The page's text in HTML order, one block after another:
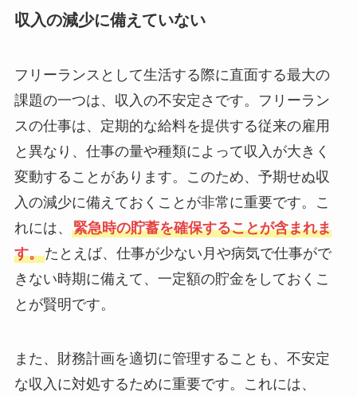
収入の減少に備えていない
フリーランスとして生活する際に直面する最大の
課題の一つは、収入の不安定さです。フリーラン
スの仕事は、定期的な給料を提供する従来の雇用
と異なり、仕事の量や種類によって収入が大きく
変動することがあります。このため、予期せぬ収
入の減少に備えておくことが非常に重要です。こ
れには、 緊急時の貯蓄を確保することが含まれま
す。たとえば、仕事が少ない月や病気で仕事がで
きない時期に備えて、一定額の貯金をしておくこ
とが賢明です。
また、財務計画を適切に管理することも、不安定
な収入に対処するために重要です。これには、